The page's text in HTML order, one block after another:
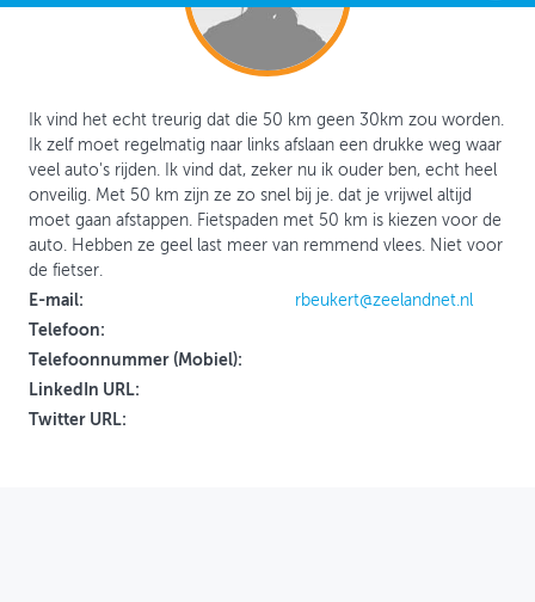
KENNISBANK
OVER FIETSBERAAD
THEMASITES
MIJN PROFIEL
GEBRUIKER
Ik vind het echt treurig dat die 50 km geen 30km zou worden.
Ik zelf moet regelmatig naar links afslaan een drukke weg waar
veel auto's rijden. Ik vind dat, zeker nu ik ouder ben, echt heel
onveilig. Met 50 km zijn ze zo snel bij je. dat je vrijwel altijd
moet gaan afstappen. Fietspaden met 50 km is kiezen voor de
auto. Hebben ze geel last meer van remmend vlees. Niet voor
de fietser.
E-mail:
rbeukert@zeelandnet.nl
Telefoon:
Telefoonnummer (Mobiel):
LinkedIn URL:
Twitter URL: